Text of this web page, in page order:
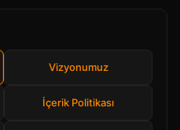
Vizyonumuz
İçerik Politikası